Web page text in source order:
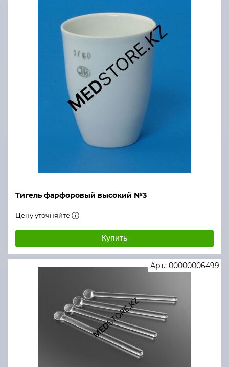
Тигель фарфоровый высокий №3
Цену уточняйте
Купить
Арт.: 00000006499